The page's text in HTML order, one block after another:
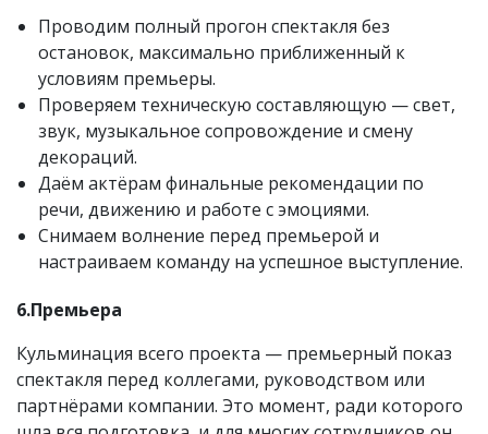
Проводим полный прогон спектакля без
остановок, максимально приближенный к
условиям премьеры.
Проверяем техническую составляющую — свет,
звук, музыкальное сопровождение и смену
декораций.
Даём актёрам финальные рекомендации по
речи, движению и работе с эмоциями.
Снимаем волнение перед премьерой и
настраиваем команду на успешное выступление.
6.Премьера
Кульминация всего проекта — премьерный показ
спектакля перед коллегами, руководством или
партнёрами компании. Это момент, ради которого